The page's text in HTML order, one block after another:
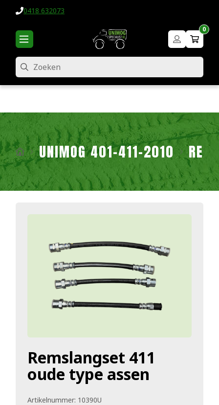
0418 632073
0
Zoeken
UNIMOG 401-411-2010
Remslangset 411
oude type assen
Artikelnummer: 10390U